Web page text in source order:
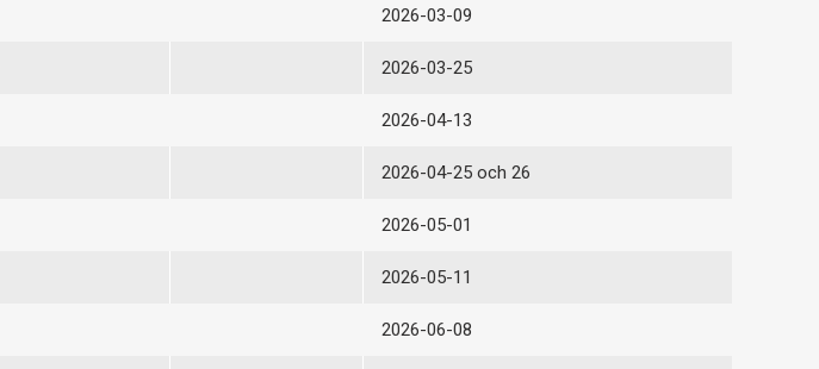
2026-03-09
2026-03-25
2026-04-13
2026-04-25 och 26
2026-05-01
2026-05-11
2026-06-08